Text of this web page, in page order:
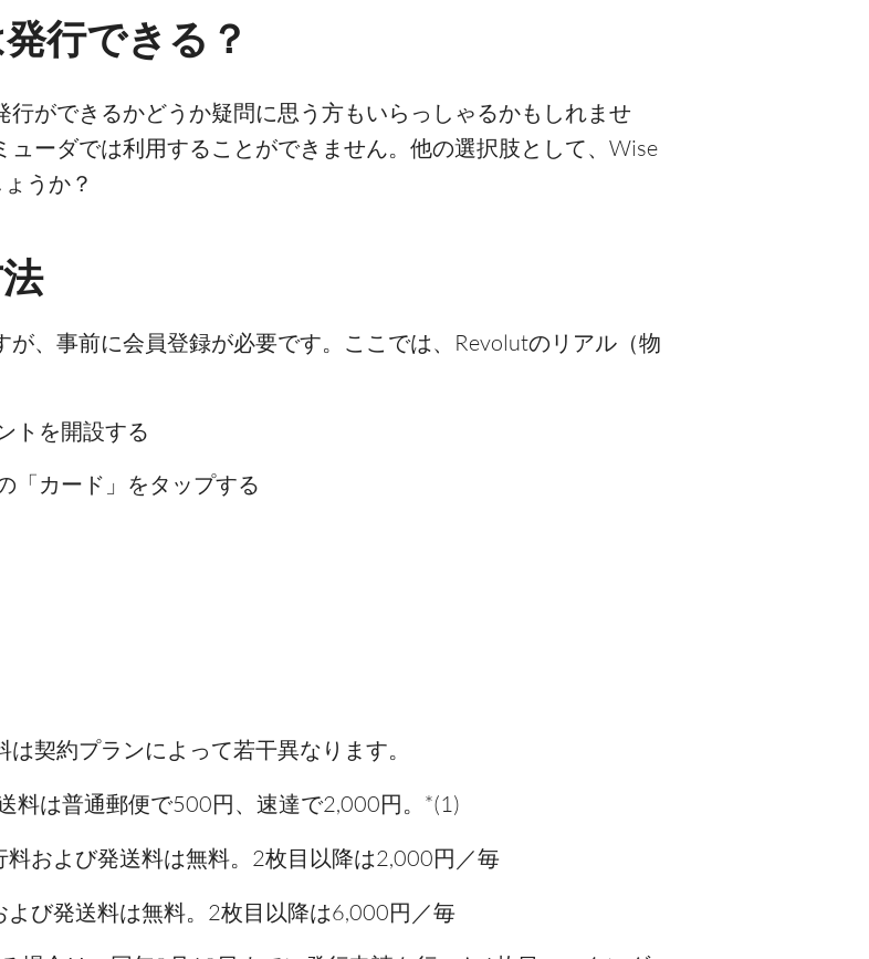
行できる？
ができるかどうか疑問に思う方もいらっしゃるかもしれませ
ーダでは利用することができません。他の選択肢として、Wise
うか？
、事前に会員登録が必要です。ここでは、Revolutのリアル（物
トを開設する
「カード」をタップする
契約プランによって若干異なります。
料は普通郵便で500円、速達で2,000円。*(1)
料および発送料は無料。2枚目以降は2,000円／毎
よび発送料は無料。2枚目以降は6,000円／毎